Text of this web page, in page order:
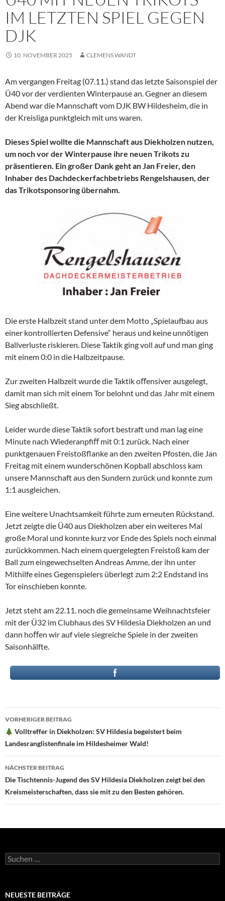
IM LETZTEN SPIEL GEGEN
DJK
10. NOVEMBER 2025 CLEMENS WANDT
Am vergangen Freitag (07.11.) stand das letzte Saisonspiel der
Ü40 vor der verdienten Winterpause an. Gegner an diesem
Abend war die Mannschaft vom DJK BW Hildesheim, die in
der Kreisliga punktgleich mit uns waren.
Dieses Spiel wollte die Mannschaft aus Diekholzen nutzen,
um noch vor der Winterpause ihre neuen Trikots zu
präsentieren. Ein großer Dank geht an Jan Freier, den
Inhaber des Dachdeckerfachbetriebs Rengelshausen, der
das Trikotsponsoring übernahm.
Die erste Halbzeit stand unter dem Motto „Spielaufbau aus
einer kontrollierten Defensive“ heraus und keine unnötigen
Ballverluste riskieren. Diese Taktik ging voll auf und man ging
mit einem 0:0 in die Halbzeitpause.
Zur zweiten Halbzeit wurde die Taktik oﬀensiver ausgelegt,
damit man sich mit einem Tor belohnt und das Jahr mit einem
Sieg abschließt.
Leider wurde diese Taktik sofort bestraft und man lag eine
Minute nach Wiederanpfiﬀ mit 0:1 zurück. Nach einer
punktgenauen Freistoßflanke an den zweiten Pfosten, die Jan
Freitag mit einem wunderschönen Kopball abschloss kam
unsere Mannschaft aus den Sundern zurück und konnte zum
1:1 ausgleichen.
Eine weitere Unachtsamkeit führte zum erneuten Rückstand.
Jetzt zeigte die Ü40 aus Diekholzen aber ein weiteres Mal
große Moral und konnte kurz vor Ende des Spiels noch einmal
zurückkommen. Nach einem quergelegten Freistoß kam der
Ball zum eingewechselten Andreas Amme, der ihn unter
Mithilfe eines Gegenspielers überlegt zum 2:2 Endstand ins
Tor einschieben konnte.
Jetzt steht am 22.11. noch die gemeinsame Weihnachtsfeier
mit der Ü32 im Clubhaus des SV Hildesia Diekholzen an und
dann hoﬀen wir auf viele siegreiche Spiele in der zweiten
Saisonhälfte.
Beitragsnavigation
VORHERIGER BEITRAG
Volltreffer in Diekholzen: SV Hildesia begeistert beim
Landesranglistenfinale im Hildesheimer Wald!
NÄCHSTER BEITRAG
Die Tischtennis-Jugend des SV Hildesia Diekholzen zeigt bei den
Kreismeisterschaften, dass sie mit zu den Besten gehören.
Suchen
nach:
NEUESTE BEITRÄGE